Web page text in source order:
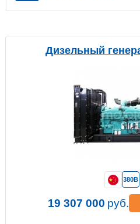
Дизельный
380В
19 307 000 руб.